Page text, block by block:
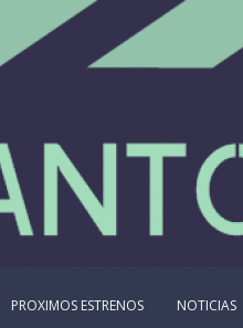
PROXIMOS ESTRENOS NOTICIAS